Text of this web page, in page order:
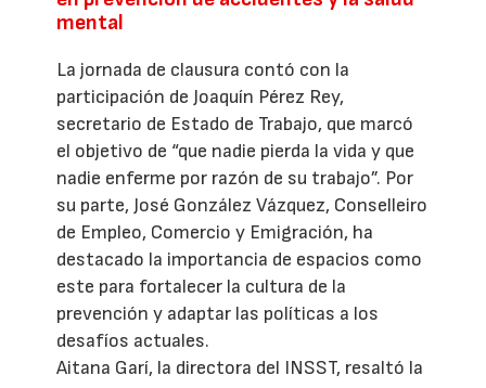
mental
La jornada de clausura contó con la
participación de Joaquín Pérez Rey,
secretario de Estado de Trabajo, que marcó
el objetivo de “que nadie pierda la vida y que
nadie enferme por razón de su trabajo”. Por
su parte, José González Vázquez, Conselleiro
de Empleo, Comercio y Emigración, ha
destacado la importancia de espacios como
este para fortalecer la cultura de la
prevención y adaptar las políticas a los
desafíos actuales.
Aitana Garí, la directora del INSST, resaltó la